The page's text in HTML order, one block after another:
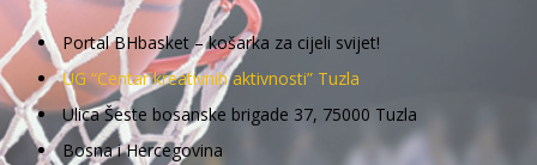
Portal BHbasket – košarka za cijeli svijet!
UG “Centar kreativnih aktivnosti” Tuzla
Ulica Šeste bosanske brigade 37, 75000 Tuzla
Bosna i Hercegovina